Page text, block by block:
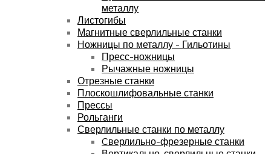
металлу
Листогибы
Магнитные сверлильные станки
Ножницы по металлу - Гильотины
Пресс-ножницы
Рычажные ножницы
Отрезные станки
Плоскошлифовальные станки
Прессы
Рольганги
Сверлильные станки по металлу
Cверлильно-фрезерные станки